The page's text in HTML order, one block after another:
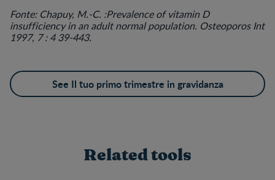
Fonte: Chapuy, M.-C. :Prevalence of vitamin D
insufficiency in an adult normal population. Osteoporos Int
1997, 7 : 4 39-443.
See Il tuo primo trimestre in gravidanza
Related tools